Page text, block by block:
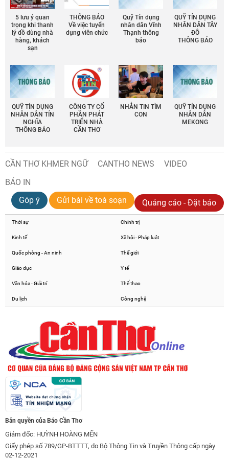
5 lưu ý quan
trọng khi thanh
lý đồ dùng nhà
hàng, khách
sạn
THÔNG BÁO
Về việc tuyển
dụng viên chức
Quỹ Tín dụng
nhân dân Vĩnh
Thạnh thông
báo
QUỸ TÍN DỤNG
NHÂN DÂN TÂY
ĐÔ
THÔNG BÁO
QUỸ TÍN DỤNG
NHÂN DÂN TÍN
NGHĨA
THÔNG BÁO
CÔNG TY CỔ
PHẦN PHÁT
TRIỂN NHÀ
CẦN THƠ
NHẮN TIN TÌM
CON
QUỸ TÍN DỤNG
NHÂN DÂN
MEKONG
CẦN THƠ KHMER NGỮ CANTHO NEWS
VIDEO
BÁO IN
Góp ý
Gửi bài về toà soạn Quảng cáo - Đặt báo
Thời sự Chính trị
Kinh tế Xã hội - Pháp luật
Quốc phòng - An ninh Thế giới
Giáo dục Y tế
Văn hóa - Giải trí Thể thao
Du lịch Công nghệ
Bản quyền của Báo Cần Thơ
Giám đốc: HUỲNH HOÀNG MẾN
Giấy phép số 789/GP-BTTTT, do Bộ Thông Tin và Truyền Thông cấp ngày
02-12-2021